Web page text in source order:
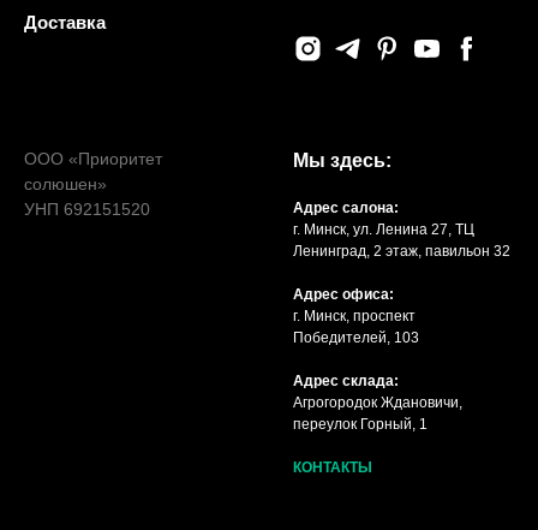
Доставка
ООО «Приоритет
солюшен»
УНП 692151520
Мы здесь:
Адрес салона:
г. Минск, ул. Ленина 27, ТЦ
Ленинград, 2 этаж, павильон 32
Адрес офиса:
г. Минск, проспект
Победителей, 103
Адрес склада:
Агрогородок Ждановичи,
переулок Горный, 1
КОНТАКТЫ